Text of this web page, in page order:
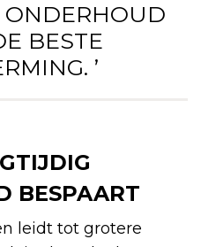
ONDERHOUD
BESTE
’
BESPAART
leidt tot grotere